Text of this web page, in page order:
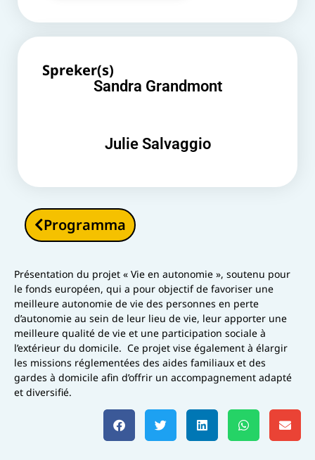
Spreker(s)
Sandra Grandmont
Julie Salvaggio
Programma
Présentation du projet « Vie en autonomie », soutenu pour
le fonds européen, qui a pour objectif de favoriser une
meilleure autonomie de vie des personnes en perte
d’autonomie au sein de leur lieu de vie, leur apporter une
meilleure qualité de vie et une participation sociale à
l’extérieur du domicile. Ce projet vise également à élargir
les missions réglementées des aides familiaux et des
gardes à domicile afin d’offrir un accompagnement adapté
et diversifié.